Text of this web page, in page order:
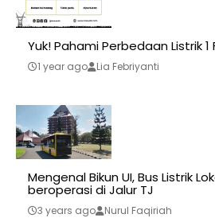
Yuk! Pahami Perbedaan Listrik
1 year ago Lia Febriyanti
Mengenal Bikun UI, Bus Listrik
beroperasi di Jalur TJ
3 years ago Nurul Faqiriah